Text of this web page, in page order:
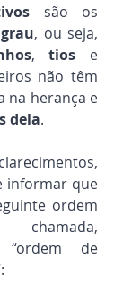
são os
, ou seja,
, tios
não têm
dela.
informar que
ordem
chamada,
“ordem de